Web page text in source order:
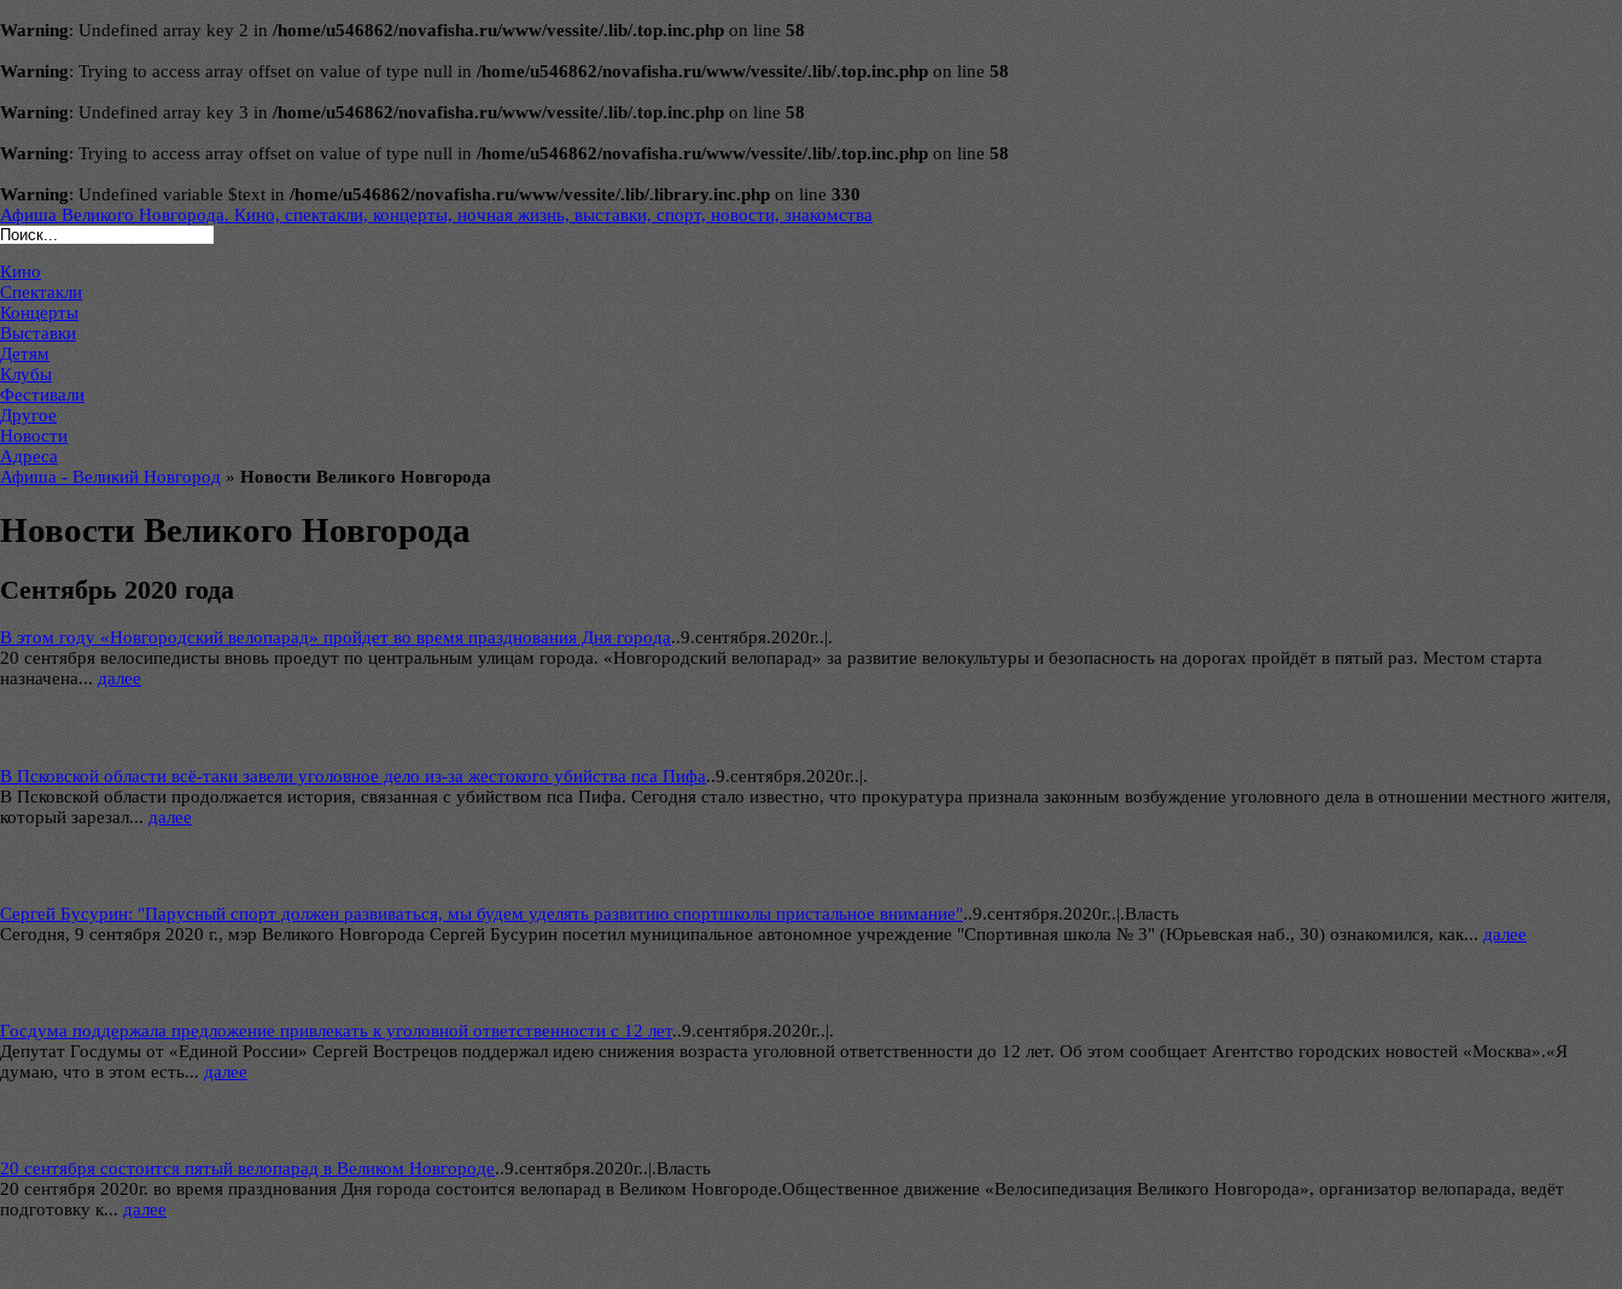
Warning: Undefined array key 2 in /home/u546862/novafisha.ru/www/vessite/.lib/.top.inc.php on line 58
Warning: Trying to access array offset on value of type null in /home/u546862/novafisha.ru/www/vessite/.lib/.top.inc.php on line 58
Warning: Undefined array key 3 in /home/u546862/novafisha.ru/www/vessite/.lib/.top.inc.php on line 58
Warning: Trying to access array offset on value of type null in /home/u546862/novafisha.ru/www/vessite/.lib/.top.inc.php on line 58
Warning: Undefined variable $text in /home/u546862/novafisha.ru/www/vessite/.lib/.library.inc.php on line 330
Афиша Великого Новгорода. Кино, спектакли, концерты, ночная жизнь, выставки, спорт, новости, знакомства
Кино
Спектакли
Концерты
Выставки
Детям
Клубы
Фестивали
Другое
Новости
Адреса
Афиша - Великий Новгород » Новости Великого Новгорода
Новости Великого Новгорода
Сентябрь 2020 года
В этом году «Новгородский велопарад» пройдет во время празднования Дня города..9.сентября.2020г..|.
20 сентября велосипедисты вновь проедут по центральным улицам города. «Новгородский велопарад» за развитие велокультуры и безопасность на дорогах пройдёт в пятый раз. Местом старта
назначена... далее
В Псковской области всё-таки завели уголовное дело из-за жестокого убийства пса Пифа..9.сентября.2020г..|.
В Псковской области продолжается история, связанная с убийством пса Пифа. Сегодня стало известно, что прокуратура признала законным возбуждение уголовного дела в отношении местного жителя,
который зарезал... далее
Сергей Бусурин: "Парусный спорт должен развиваться, мы будем уделять развитию спортшколы пристальное внимание"..9.сентября.2020г..|.Власть
Сегодня, 9 сентября 2020 г., мэр Великого Новгорода Сергей Бусурин посетил муниципальное автономное учреждение "Спортивная школа № 3" (Юрьевская наб., 30) ознакомился, как... далее
Госдума поддержала предложение привлекать к уголовной ответственности с 12 лет..9.сентября.2020г..|.
Депутат Госдумы от «Единой России» Сергей Вострецов поддержал идею снижения возраста уголовной ответственности до 12 лет. Об этом сообщает Агентство городских новостей «Москва».«Я
думаю, что в этом есть... далее
20 сентября состоится пятый велопарад в Великом Новгороде..9.сентября.2020г..|.Власть
20 сентября 2020г. во время празднования Дня города состоится велопарад в Великом Новгороде.Общественное движение «Велосипедизация Великого Новгорода», организатор велопарада, ведёт
подготовку к... далее